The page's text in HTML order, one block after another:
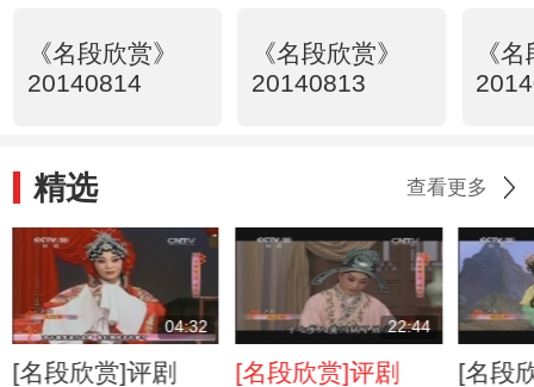
《名段欣赏》
20140814
《名段欣赏》
20140813
《
精选 查看更多
04:32
[名段欣赏]评剧
22:44
[名段欣赏]评剧
[名段